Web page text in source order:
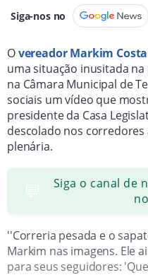
Siga-nos no
Overeador Markim
uma situação inusitada
na Câmara Municipal de
sociais um vídeo que
presidente da Casa
descolado nos corredores
plenária.
💬
Siga o canal de
''Correria pesada e o
Markim nas imagens. Ele
para seus seguidores: